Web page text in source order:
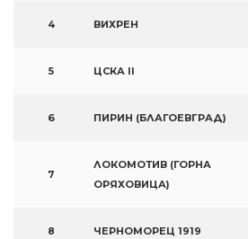
4 ВИХРЕН
5 ЦСКА II
6 ПИРИН (БЛАГОЕВГРАД)
7
ЛОКОМОТИВ (ГОРНА
ОРЯХОВИЦА)
8 ЧЕРНОМОРЕЦ 1919